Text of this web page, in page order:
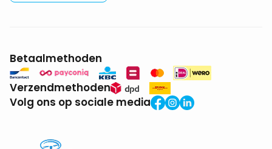
Betaalmethoden
Verzendmethoden
Volg ons op sociale media